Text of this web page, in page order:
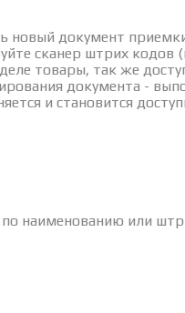
новый документ
сканер штрих кодов
товары, так же
документа -
и становится
наименованию или